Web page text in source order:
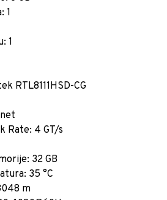
1
1
RTL8111HSD-CG
Rate: 4 GT/s
32 GB
35 °C
m